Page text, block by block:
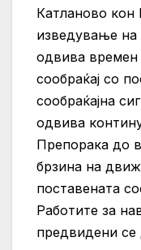
Катланово
изведување на
одвива
сообраќај со
сообраќајна
одвива
Препорака до
брзина на
поставената
Работите за
предвидени се